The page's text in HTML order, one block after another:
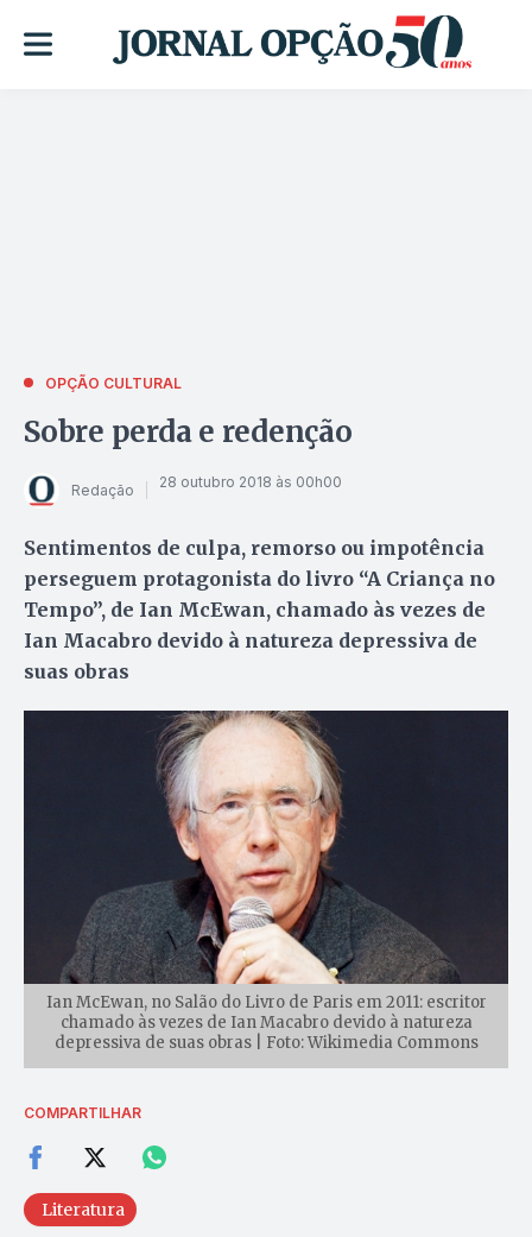
OPÇÃO CULTURAL
Sobre perda e redenção
Redação 28 outubro 2018 às 00h00
Sentimentos de culpa, remorso ou impotência
perseguem protagonista do livro “A Criança no
Tempo”, de Ian McEwan, chamado às vezes de
Ian Macabro devido à natureza depressiva de
suas obras
Ian McEwan, no Salão do Livro de Paris em 2011: escritor
chamado às vezes de Ian Macabro devido à natureza
depressiva de suas obras | Foto: Wikimedia Commons
COMPARTILHAR
Literatura